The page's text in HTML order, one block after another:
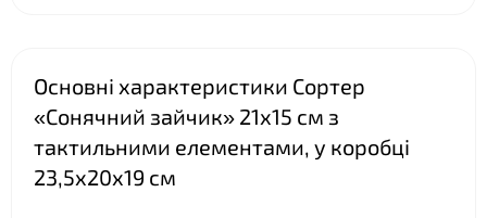
Основні характеристики Сортер
«Сонячний зайчик» 21х15 см з
тактильними елементами, у коробці
23,5х20х19 см